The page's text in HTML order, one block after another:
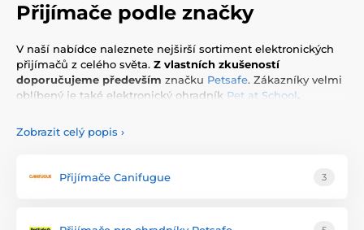
Přijímače podle značky
V naší nabídce naleznete nejširší sortiment elektronických
přijímačů z celého světa. Z vlastních zkušeností
doporučujeme především značku Petsafe. Zákazníky velmi
oblíbený je také elektronický ohradník Pet at School
Podle
velikosti plemene
. Více parametrů můžete filtrovat kliknutím na
Zobrazit celý popis ›
Přijímače Canifugue 3